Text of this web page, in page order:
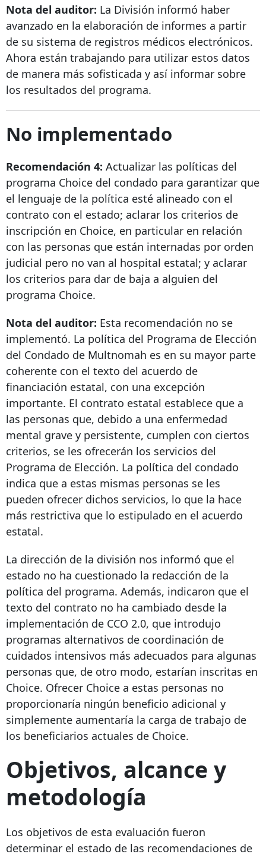
Nota del auditor: La División informó haber
avanzado en la elaboración de informes a partir
de su sistema de registros médicos electrónicos.
Ahora están trabajando para utilizar estos datos
de manera más sofisticada y así informar sobre
los resultados del programa.
No implementado
Recomendación 4: Actualizar las políticas del
programa Choice del condado para garantizar que
el lenguaje de la política esté alineado con el
contrato con el estado; aclarar los criterios de
inscripción en Choice, en particular en relación
con las personas que están internadas por orden
judicial pero no van al hospital estatal; y aclarar
los criterios para dar de baja a alguien del
programa Choice.
Nota del auditor: Esta recomendación no se
implementó. La política del Programa de Elección
del Condado de Multnomah es en su mayor parte
coherente con el texto del acuerdo de
financiación estatal, con una excepción
importante. El contrato estatal establece que a
las personas que, debido a una enfermedad
mental grave y persistente, cumplen con ciertos
criterios, se les ofrecerán los servicios del
Programa de Elección. La política del condado
indica que a estas mismas personas se les
pueden ofrecer dichos servicios, lo que la hace
más restrictiva que lo estipulado en el acuerdo
estatal.
La dirección de la división nos informó que el
estado no ha cuestionado la redacción de la
política del programa. Además, indicaron que el
texto del contrato no ha cambiado desde la
implementación de CCO 2.0, que introdujo
programas alternativos de coordinación de
cuidados intensivos más adecuados para algunas
personas que, de otro modo, estarían inscritas en
Choice. Ofrecer Choice a estas personas no
proporcionaría ningún beneficio adicional y
simplemente aumentaría la carga de trabajo de
los beneficiarios actuales de Choice.
Objetivos, alcance y
metodología
Los objetivos de esta evaluación fueron
determinar el estado de las recomendaciones de